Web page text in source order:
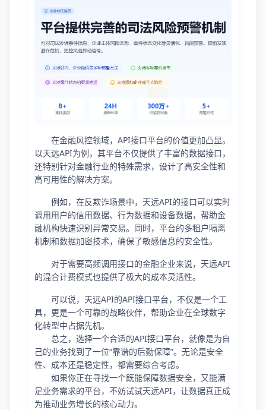
在金融风控领域，API接口平台的价值更加凸显。
以天远API为例，其平台不仅提供了丰富的数据接口，
还特别针对金融行业的特殊需求，设计了高安全性和
高可用性的解决方案。
例如，在反欺诈场景中，天远API的接口可以实时
调用用户的信用数据、行为数据和设备数据，帮助金
融机构快速识别异常交易。同时，平台的多租户隔离
机制和数据加密技术，确保了敏感信息的安全性。
对于需要高频调用接口的金融企业来说，天远API
的混合计费模式也提供了极大的成本灵活性。
可以说，天远API的API接口平台，不仅是一个工
具，更是一个可靠的战略伙伴，帮助企业在全球数字
化转型中占据先机。
总之，选择一个合适的API接口平台，就像是为自
己的业务找到了一位“靠谱的后勤保障”。无论是安全
性、成本还是稳定性，都需要综合考虑。
如果你正在寻找一个既能保障数据安全，又能满
足业务需求的平台，不妨试试天远API，让数据真正成
为推动业务增长的核心动力。